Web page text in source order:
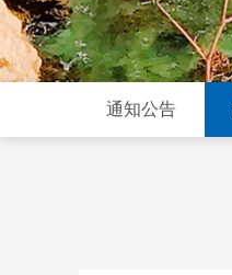
通知公告